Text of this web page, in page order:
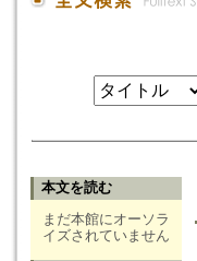
本文を読む
まだ本館にオーソラ
イズされていません